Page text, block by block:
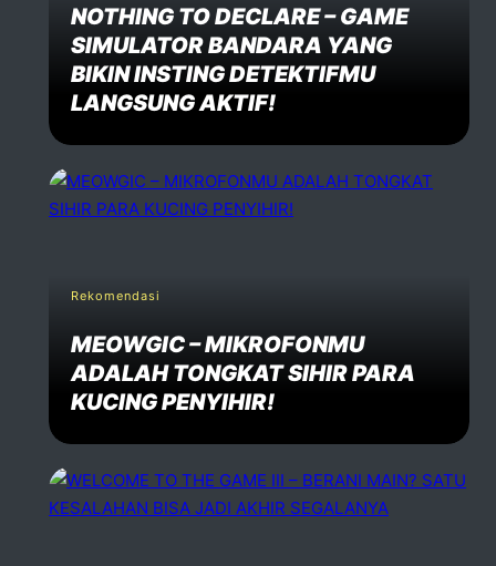
NOTHING TO DECLARE – GAME
SIMULATOR BANDARA YANG
BIKIN INSTING DETEKTIFMU
LANGSUNG AKTIF!
Rekomendasi
MEOWGIC – MIKROFONMU
ADALAH TONGKAT SIHIR PARA
KUCING PENYIHIR!